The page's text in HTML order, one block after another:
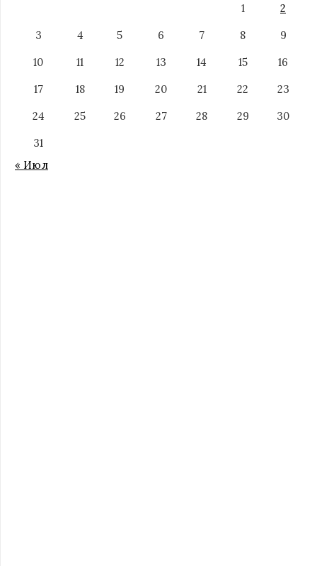
1
2
3
4 5 6 7 8
9
10
11 12 13 14 15
16
17
18 19 20 21 22
23
24
25 26 27 28 29
30
31
« Июл